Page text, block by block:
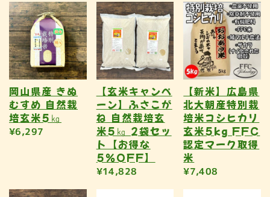
岡山県産 きぬ
むすめ 自然栽
培玄米5㎏
¥6,297
【玄米キャンペ
ーン】ふさこが
ね 自然栽培玄
米5㎏ 2袋セッ
ト【お得な
5％OFF】
¥14,828
【新米】広島県
北大朝産特別栽
培米コシヒカリ
玄米5kg FFC
認定マーク取得
米
¥7,408